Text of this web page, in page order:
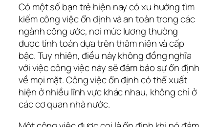
Có một số bạn trẻ hiện nay có xu hướng tìm
kiếm công việc ổn định và an toàn trong các
ngành công ước, nơi mức lương thường
được tính toán dựa trên thâm niên và cấp
bậc. Tuy nhiên, điều này không đồng nghĩa
với việc công việc này sẽ đảm bảo sự ổn định
về mọi mặt. Công việc ổn định có thể xuất
hiện ở nhiều lĩnh vực khác nhau, không chỉ ở
các cơ quan nhà nước.